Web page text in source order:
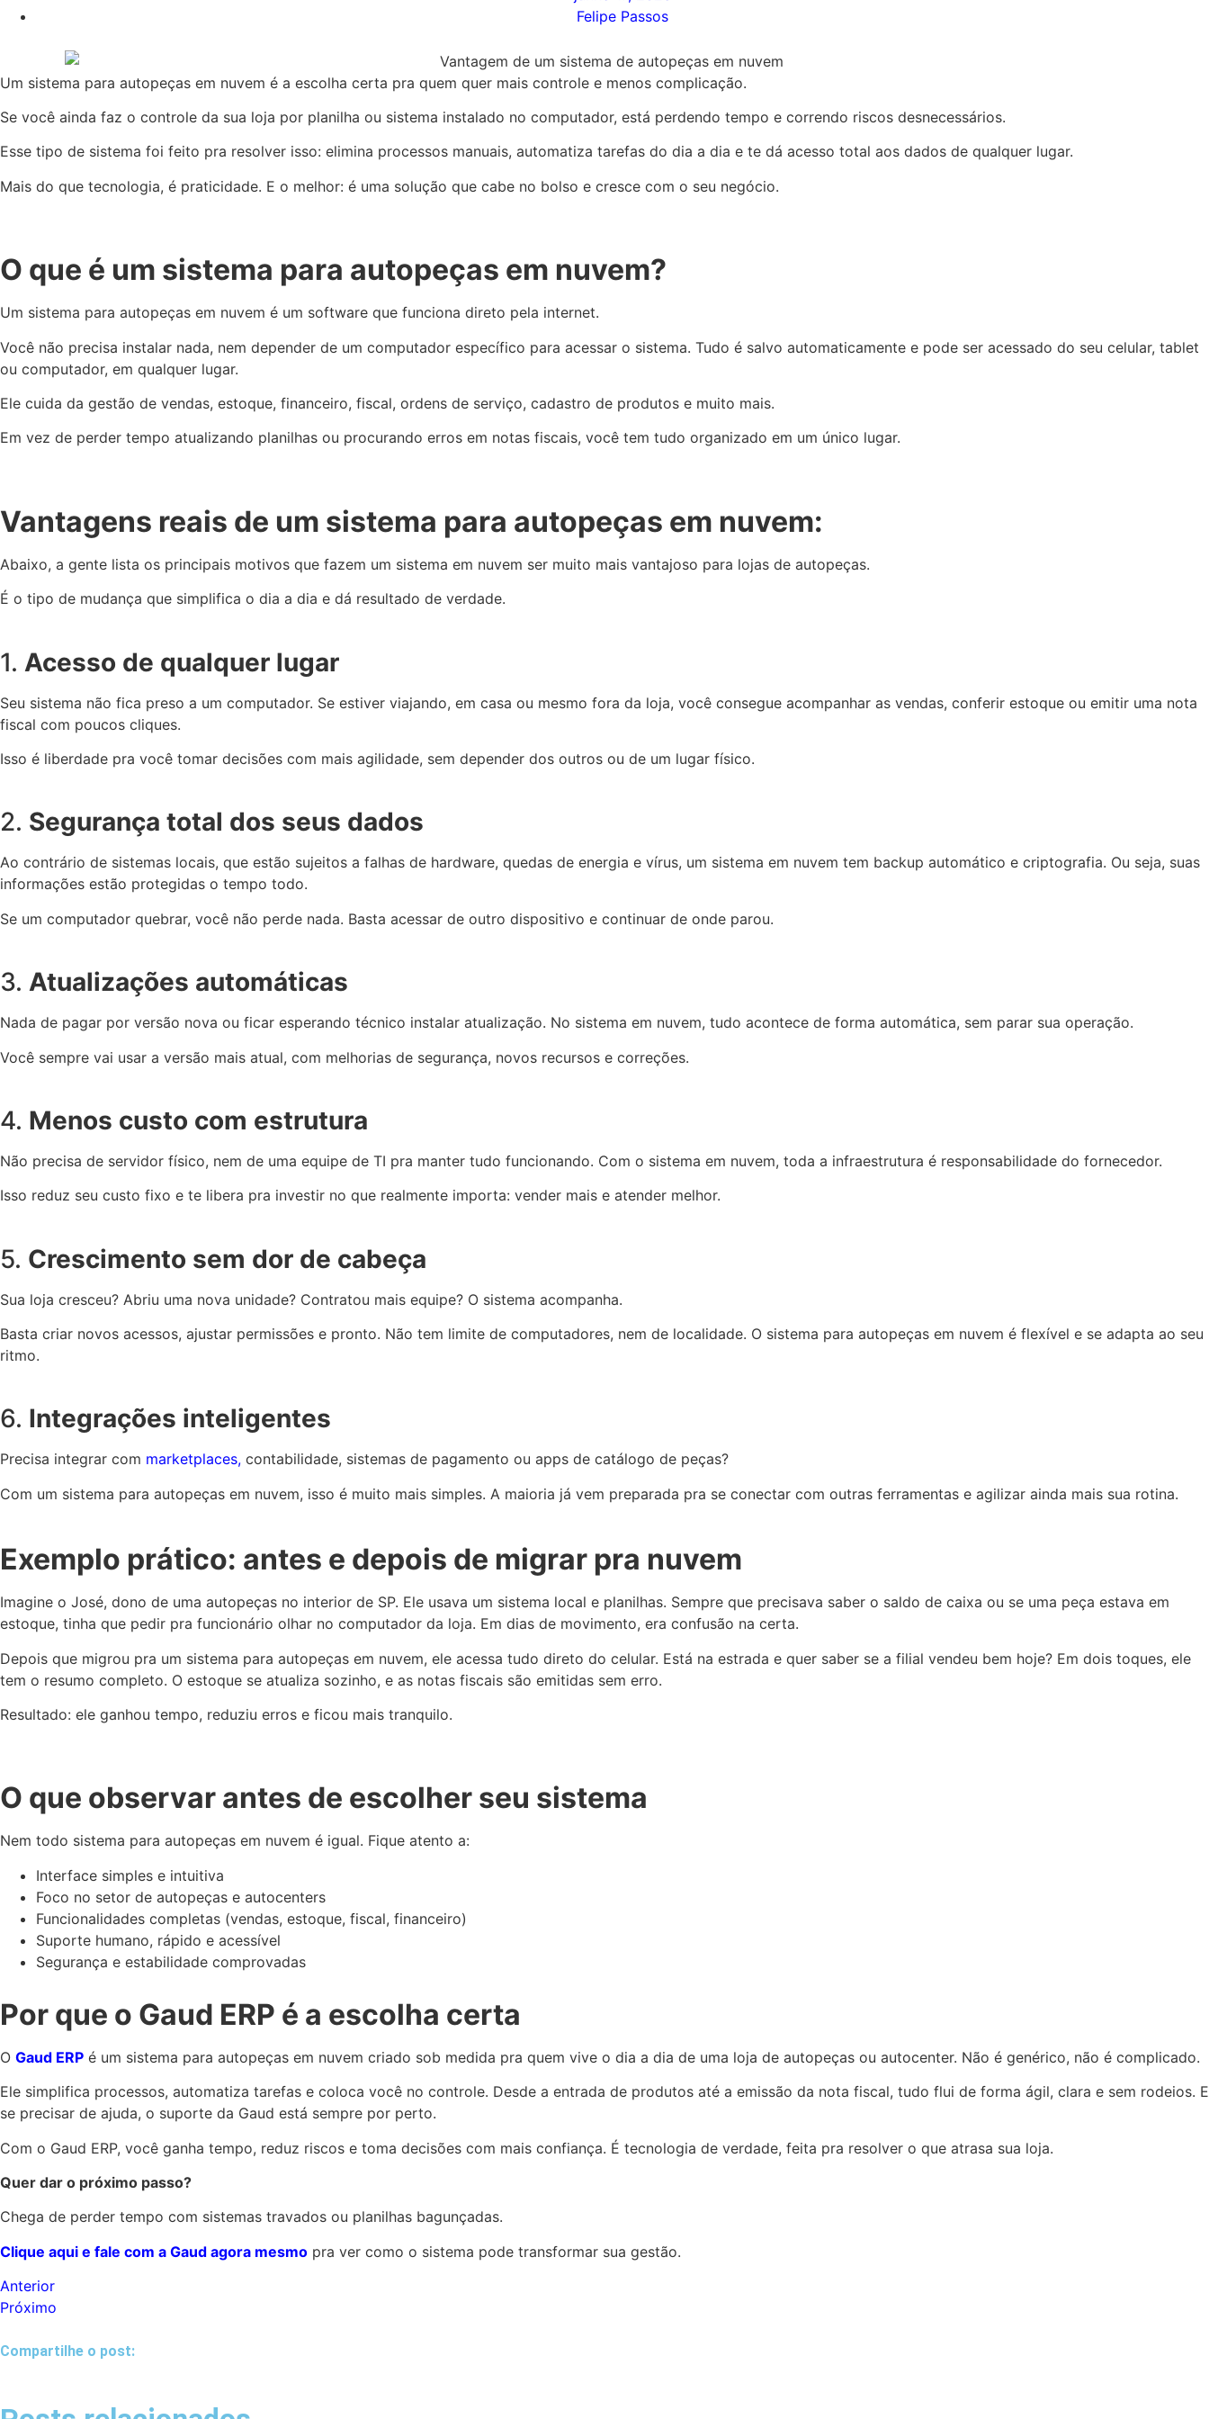
Felipe Passos
Um sistema para autopeças em nuvem é a escolha certa pra quem quer mais controle e menos complicação.
Se você ainda faz o controle da sua loja por planilha ou sistema instalado no computador, está perdendo tempo e correndo riscos desnecessários.
Esse tipo de sistema foi feito pra resolver isso: elimina processos manuais, automatiza tarefas do dia a dia e te dá acesso total aos dados de qualquer lugar.
Mais do que tecnologia, é praticidade. E o melhor: é uma solução que cabe no bolso e cresce com o seu negócio.
O que é um sistema para autopeças em nuvem?
Um sistema para autopeças em nuvem é um software que funciona direto pela internet.
Você não precisa instalar nada, nem depender de um computador específico para acessar o sistema. Tudo é salvo automaticamente e pode ser acessado do seu celular, tablet
ou computador, em qualquer lugar.
Ele cuida da gestão de vendas, estoque, financeiro, fiscal, ordens de serviço, cadastro de produtos e muito mais.
Em vez de perder tempo atualizando planilhas ou procurando erros em notas fiscais, você tem tudo organizado em um único lugar.
Vantagens reais de um sistema para autopeças em nuvem:
Abaixo, a gente lista os principais motivos que fazem um sistema em nuvem ser muito mais vantajoso para lojas de autopeças.
É o tipo de mudança que simplifica o dia a dia e dá resultado de verdade.
1. Acesso de qualquer lugar
Seu sistema não fica preso a um computador. Se estiver viajando, em casa ou mesmo fora da loja, você consegue acompanhar as vendas, conferir estoque ou emitir uma nota
fiscal com poucos cliques.
Isso é liberdade pra você tomar decisões com mais agilidade, sem depender dos outros ou de um lugar físico.
2. Segurança total dos seus dados
Ao contrário de sistemas locais, que estão sujeitos a falhas de hardware, quedas de energia e vírus, um sistema em nuvem tem backup automático e criptografia. Ou seja, suas
informações estão protegidas o tempo todo.
Se um computador quebrar, você não perde nada. Basta acessar de outro dispositivo e continuar de onde parou.
3. Atualizações automáticas
Nada de pagar por versão nova ou ficar esperando técnico instalar atualização. No sistema em nuvem, tudo acontece de forma automática, sem parar sua operação.
Você sempre vai usar a versão mais atual, com melhorias de segurança, novos recursos e correções.
4. Menos custo com estrutura
Não precisa de servidor físico, nem de uma equipe de TI pra manter tudo funcionando. Com o sistema em nuvem, toda a infraestrutura é responsabilidade do fornecedor.
Isso reduz seu custo fixo e te libera pra investir no que realmente importa: vender mais e atender melhor.
5. Crescimento sem dor de cabeça
Sua loja cresceu? Abriu uma nova unidade? Contratou mais equipe? O sistema acompanha.
Basta criar novos acessos, ajustar permissões e pronto. Não tem limite de computadores, nem de localidade. O sistema para autopeças em nuvem é flexível e se adapta ao seu
ritmo.
6. Integrações inteligentes
Precisa integrar com marketplaces, contabilidade, sistemas de pagamento ou apps de catálogo de peças?
Com um sistema para autopeças em nuvem, isso é muito mais simples. A maioria já vem preparada pra se conectar com outras ferramentas e agilizar ainda mais sua rotina.
Exemplo prático: antes e depois de migrar pra nuvem
Imagine o José, dono de uma autopeças no interior de SP. Ele usava um sistema local e planilhas. Sempre que precisava saber o saldo de caixa ou se uma peça estava em
estoque, tinha que pedir pra funcionário olhar no computador da loja. Em dias de movimento, era confusão na certa.
Depois que migrou pra um sistema para autopeças em nuvem, ele acessa tudo direto do celular. Está na estrada e quer saber se a filial vendeu bem hoje? Em dois toques, ele
tem o resumo completo. O estoque se atualiza sozinho, e as notas fiscais são emitidas sem erro.
Resultado: ele ganhou tempo, reduziu erros e ficou mais tranquilo.
O que observar antes de escolher seu sistema
Nem todo sistema para autopeças em nuvem é igual. Fique atento a:
Interface simples e intuitiva
Foco no setor de autopeças e autocenters
Funcionalidades completas (vendas, estoque, fiscal, financeiro)
Suporte humano, rápido e acessível
Segurança e estabilidade comprovadas
Por que o Gaud ERP é a escolha certa
O Gaud ERP é um sistema para autopeças em nuvem criado sob medida pra quem vive o dia a dia de uma loja de autopeças ou autocenter. Não é genérico, não é complicado.
Ele simplifica processos, automatiza tarefas e coloca você no controle. Desde a entrada de produtos até a emissão da nota fiscal, tudo flui de forma ágil, clara e sem rodeios. E
se precisar de ajuda, o suporte da Gaud está sempre por perto.
Com o Gaud ERP, você ganha tempo, reduz riscos e toma decisões com mais confiança. É tecnologia de verdade, feita pra resolver o que atrasa sua loja.
Quer dar o próximo passo?
Chega de perder tempo com sistemas travados ou planilhas bagunçadas.
Clique aqui e fale com a Gaud agora mesmo pra ver como o sistema pode transformar sua gestão.
Anterior
Próximo
Compartilhe o post: